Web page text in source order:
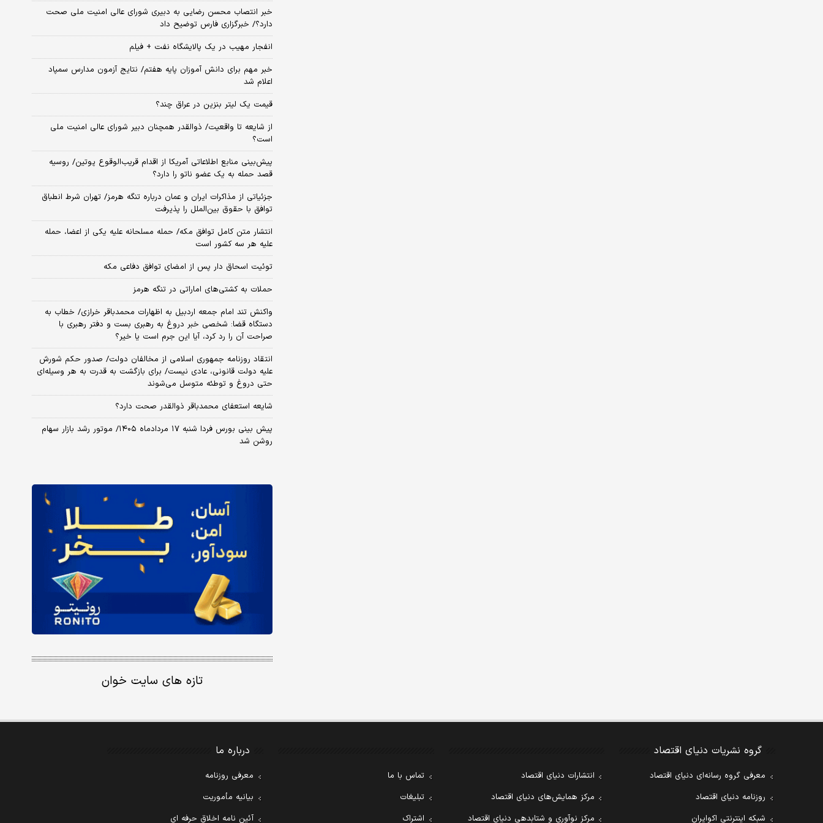
خبر انتصاب محسن رضایی به دبیری شورای عالی امنیت ملی صحت
دارد؟/ خبرگزاری فارس توضیح داد
انفجار مهیب در یک پالایشگاه نفت + فیلم
خبر مهم برای دانش آموزان پایه هفتم/ نتایج آزمون مدارس سمپاد
اعلام شد
قیمت یک لیتر بنزین در عراق چند؟
از شایعه تا واقعیت/ ذوالقدر همچنان دبیر شورای ‌عالی امنیت ملی
است؟
پیش‌بینی منابع اطلاعاتی آمریکا از اقدام قریب‌الوقوع پوتین/ روسیه
قصد حمله به یک عضو ناتو را دارد؟
جزئیاتی از مذاکرات ایران و عمان درباره تنگه هرمز/ تهران شرط انطباق
توافق با حقوق بین‌الملل را پذیرفت
انتشار متن کامل توافق مکه/ حمله مسلحانه علیه یکی از اعضا، حمله
علیه هر سه کشور است
توئیت اسحاق دار پس از امضای توافق دفاعی مکه
حملات به کشتی‌های اماراتی در تنگه هرمز
واکنش تند امام جمعه اردبیل به اظهارات محمدباقر خرازی/ خطاب به
دستگاه قضا: شخصی خبر دروغ به رهبری بست و دفتر رهبری با
صراحت آن را رد کرد، آیا این جرم است یا خیر؟
انتقاد روزنامه جمهوری اسلامی از مخالفان دولت/ صدور حکم شورش
علیه دولت قانونی، عادی نیست/ برای بازگشت به قدرت به هر وسیله‌ای
حتی دروغ و توطئه متوسل می‌شوند
شایعه استعفای محمدباقر ذوالقدر صحت دارد؟
پیش بینی بورس فردا شنبه ۱۷ مردادماه ۱۴۰۵/ موتور رشد بازار سهام
روشن شد
تازه های سایت خوان
گروه نشریات دنیای اقتصاد
معرفی گروه رسانه‌ای دنیای اقتصاد
روزنامه دنیای اقتصاد
شبکه اینترنتی اکوایران
انتشارات دنیای اقتصاد
مرکز همایش‌های دنیای اقتصاد
مرکز نوآوری و شتابدهی دنیای اقتصاد
تماس با ما
تبلیغات
اشتراک
درباره ما
معرفی روزنامه
بیانیه مأموریت
آئین نامه اخلاق حرفه ای